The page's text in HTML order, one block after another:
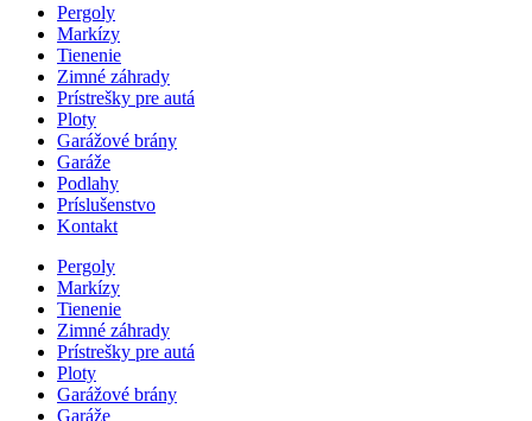
Pergoly
Markízy
Tienenie
Zimné záhrady
Prístrešky pre autá
Ploty
Garážové brány
Garáže
Podlahy
Príslušenstvo
Kontakt
Pergoly
Markízy
Tienenie
Zimné záhrady
Prístrešky pre autá
Ploty
Garážové brány
Garáže